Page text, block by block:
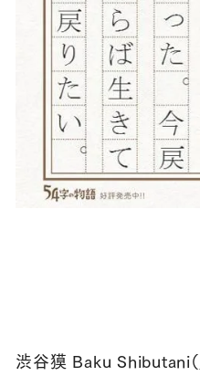
渋谷獏 Baku Shibutani（